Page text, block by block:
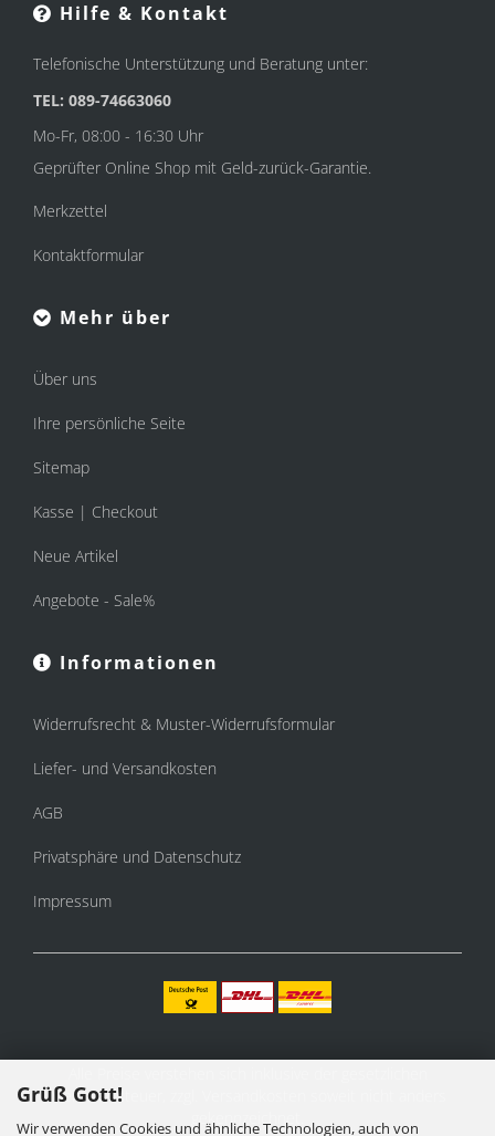
Grüß Gott!
Wir verwenden Cookies und ähnliche Technologien, auch von
Hilfe & Kontakt
Telefonische Unterstützung und Beratung unter:
TEL: 089-74663060
Mo-Fr, 08:00 - 16:30 Uhr
Geprüfter Online Shop mit Geld-zurück-Garantie.
Merkzettel
Kontaktformular
Mehr über
Über uns
Ihre persönliche Seite
Sitemap
Kasse | Checkout
Neue Artikel
Angebote - Sale%
Informationen
Widerrufsrecht & Muster-Widerrufsformular
Liefer- und Versandkosten
AGB
Privatsphäre und Datenschutz
Impressum
Mehrwertsteuer, zzgl.
gekennzeichnet.